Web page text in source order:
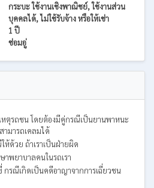
กระบะ ใช้งานเชิงพาณิชย์, ใช้งานส่วน
บุคคลได้, ไม่ใช้รับจ้าง หรือให้เช่า
1 ปี
ซ่อมอู่
หตุรถชน โดยต้องมีคู่กรณีเป็นยานพาหนะ
ามารถเคลมได้
ด้วย ถ้าเราเป็นฝ่ายผิด
พยาบาลคนในรถเรา
กรณีเกิดเป็นคดีอาญาจากการเฉี่ยวชน